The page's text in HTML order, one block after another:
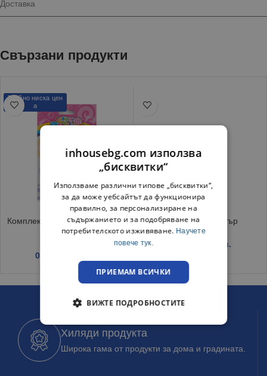
Доставка
Свързани продукти
Трайно ниска цен
а
Комплект играчка за сапунени
балони 3 бр
0.64
Карти Черен Петър
/ 1.74 лв.
Хиляди продукта
Широка гама от продукти за дома и градината.
inhousebg.com използва
„бисквитки“
Използваме различни типове „бисквитки“,
за да може уебсайтът да функционира
правилно, за персонализиране на
съдържанието и за подобряване на
потребителското изживяване. Научете
повече тук.
ПРИЕМАМ ВСИЧКИ
ВИЖТЕ ПОДРОБНОСТИТЕ